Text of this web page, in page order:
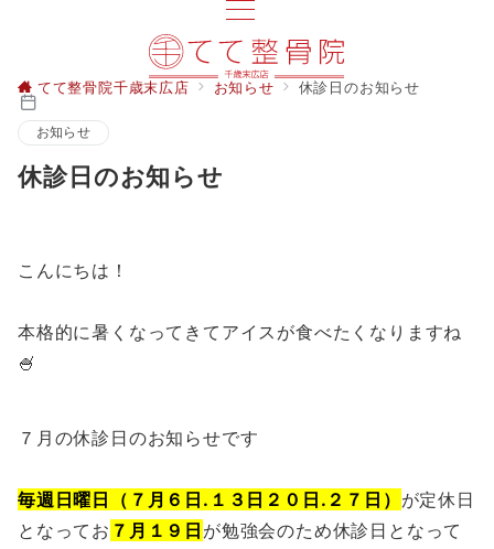
てて整骨院千歳末広店 お知らせ 休診日のお知らせ
お知らせ
休診日のお知らせ
こんにちは！
本格的に暑くなってきてアイスが食べたくなりますね
🍧
７月の休診日のお知らせです
毎週日曜日（７月６日.１３日２０日.２７日） が定休日
となってお ７月１９日 が勉強会のため休診日となって